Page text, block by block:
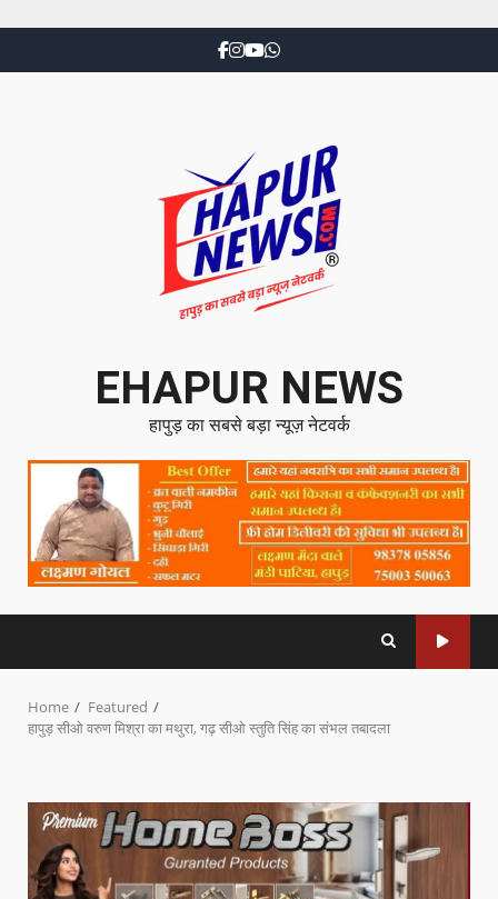
EHAPUR NEWS
हापुड़ का सबसे बड़ा न्यूज़ नेटवर्क
Home
Featured
हापुड़ सीओ वरुण मिश्रा का मथुरा, गढ़ सीओ स्तुति सिंह का संभल तबादला